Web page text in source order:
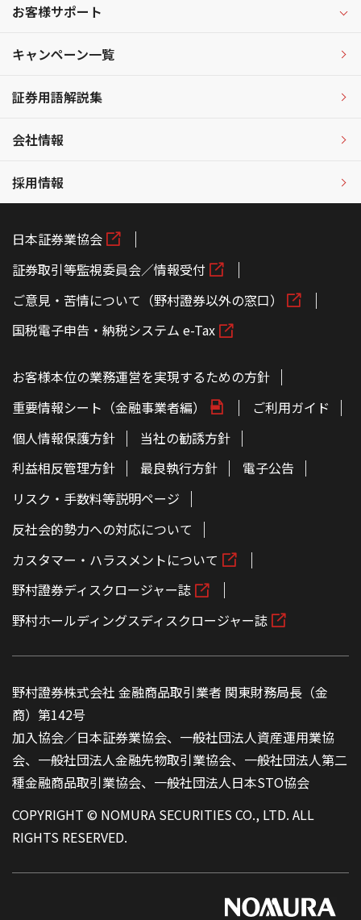
お客様サポート
キャンペーン一覧
証券用語解説集
会社情報
採用情報
日本証券業協会
証券取引等監視委員会／情報受付
ご意見・苦情について（野村證券以外の窓口）
国税電子申告・納税システム e-Tax
お客様本位の業務運営を実現するための方針
重要情報シート（金融事業者編）
ご利用ガイド
個人情報保護方針
当社の勧誘方針
利益相反管理方針
最良執行方針
電子公告
リスク・手数料等説明ページ
反社会的勢力への対応について
カスタマー・ハラスメントについて
野村證券ディスクロージャー誌
野村ホールディングスディスクロージャー誌
野村證券株式会社 金融商品取引業者 関東財務局長（金
商）第142号
加入協会／日本証券業協会、一般社団法人資産運用業協
会、一般社団法人金融先物取引業協会、一般社団法人第二
種金融商品取引業協会、一般社団法人日本STO協会
COPYRIGHT © NOMURA SECURITIES CO., LTD. ALL
RIGHTS RESERVED.